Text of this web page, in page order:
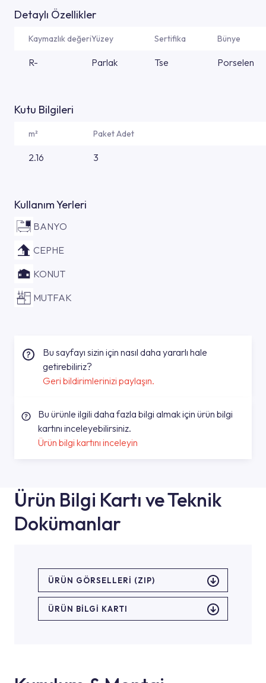
Detaylı Özellikler
Kaymazlık değeriYüzey Sertifika Bünye
R- Parlak Tse Porselen
Kutu Bilgileri
m² Paket Adet
2.16 3
Kullanım Yerleri
BANYO
CEPHE
KONUT
MUTFAK
Bu sayfayı sizin için nasıl daha yararlı hale
getirebiliriz?
Geri bildirimlerinizi paylaşın.
Bu ürünle ilgili daha fazla bilgi almak için ürün bilgi
kartını inceleyebilirsiniz.
Ürün bilgi kartını inceleyin
Ürün Bilgi Kartı ve Teknik
Dokümanlar
ÜRÜN GÖRSELLERI (ZIP)
ÜRÜN BILGI KARTI